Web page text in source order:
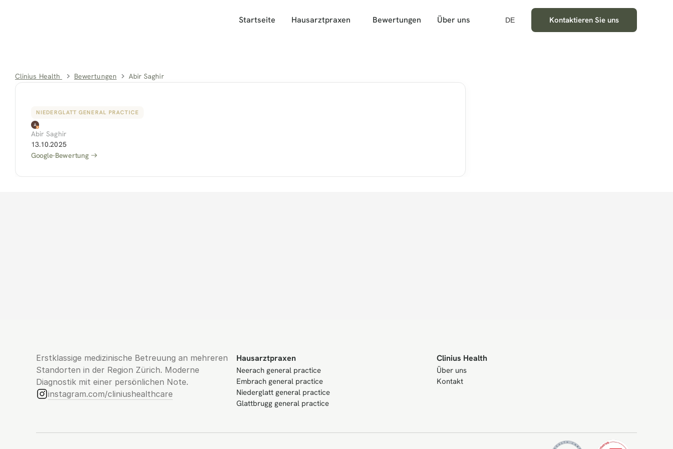
Startseite Hausarztpraxen Bewertungen Über uns DE Kontaktieren Sie uns
Clinius Health Bewertungen Abir Saghir
NIEDERGLATT GENERAL PRACTICE
Abir Saghir
13.10.2025
Google-Bewertung
Erstklassige medizinische Betreuung an mehreren
Standorten in der Region Zürich. Moderne
Diagnostik mit einer persönlichen Note.
instagram.com/cliniushealthcare
Hausarztpraxen
Neerach general practice
Embrach general practice
Niederglatt general practice
Glattbrugg general practice
Clinius Health
Über uns
Kontakt